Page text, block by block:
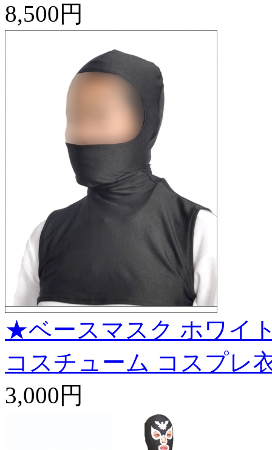
8,500円
★ベースマスク ホワイ
コスチューム コスプレ
3,000円